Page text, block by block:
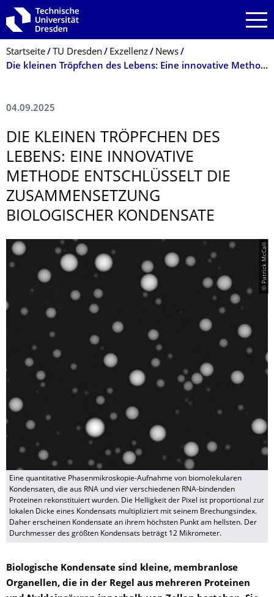
Zur Hauptnavigation springen
Zur Suche springen
Zum Inhalt springen
Breadcrumb-Menü
Startseite TU Dresden Exzellenz
News
Die kleinen Tröpfchen des Lebens: Eine innovative Methode entschlüsselt die Zusammensetzung biologischer Kondensate
04.09.2025
DIE KLEINEN TRÖPFCHEN DES
LEBENS: EINE INNOVATIVE
METHODE ENTSCHLÜSSELT DIE
ZUSAMMENSETZUNG
BIOLOGISCHER KONDENSATE
© Patrick McCall
Eine quantitative Phasenmikroskopie-Aufnahme von biomolekularen
Kondensaten, die aus RNA und vier verschiedenen RNA-bindenden
Proteinen rekonstituiert wurden. Die Helligkeit der Pixel ist proportional zur
lokalen Dicke eines Kondensats multipliziert mit seinem Brechungsindex.
Daher erscheinen Kondensate an ihrem höchsten Punkt am hellsten. Der
Durchmesser des größten Kondensats beträgt 12 Mikrometer.
Biologische Kondensate sind kleine, membranlose
Organellen, die in der Regel aus mehreren Proteinen